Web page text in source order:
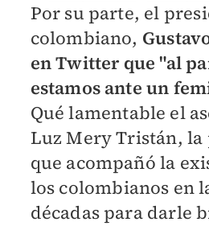
Por su parte, el
colombiano,
en Twitter que "al
estamos ante un
Qué lamentable el
Luz Mery Tristán,
que acompañó la
los colombianos en
décadas para darle